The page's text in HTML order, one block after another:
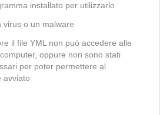
installato per utilizzarlo
virus o un malware
il file YML non può accedere alle
oppure non sono stati
per poter permettere al
avviato